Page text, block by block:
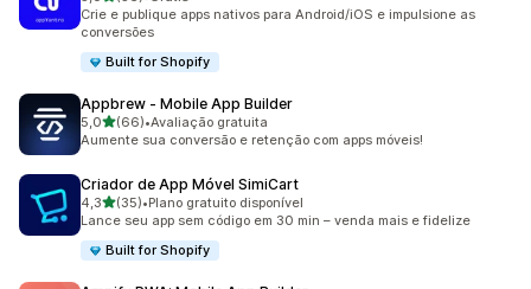
36 avaliações ao todo
Crie e publique apps nativos para Android/iOS e impulsione as
conversões
Built for Shopify
Appbrew ‑ Mobile App Builder
5,0de 5 estrelas
(66)
66 avaliações ao todo
•Avaliação gratuita
Aumente sua conversão e retenção com apps móveis!
Criador de App Móvel SimiCart
4,3de 5 estrelas
(35)
35 avaliações ao todo
•Plano gratuito disponível
Lance seu app sem código em 30 min – venda mais e fidelize
Built for Shopify